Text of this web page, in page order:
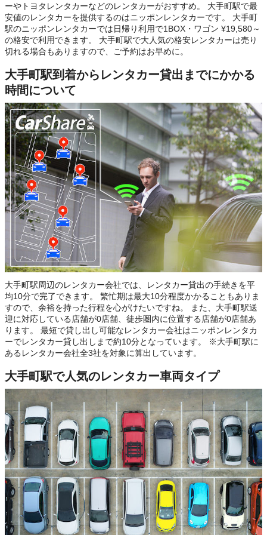
ーやトヨタレンタカーなどのレンタカーがおすすめ。 大手町駅で最
安値のレンタカーを提供するのはニッポンレンタカーです。 大手町
駅のニッポンレンタカーでは日帰り利用で1BOX・ワゴン ¥19,580～
の格安で利用できます。 大手町駅で大人気の格安レンタカーは売り
切れる場合もありますので、ご予約はお早めに。
大手町駅到着からレンタカー貸出までにかかる
時間について
大手町駅周辺のレンタカー会社では、レンタカー貸出の手続きを平
均10分で完了できます。 繁忙期は最大10分程度かかることもありま
すので、余裕を持った行程を心がけたいですね。 また、大手町駅送
迎に対応している店舗が0店舗、徒歩圏内に位置する店舗が0店舗あ
ります。 最短で貸し出し可能なレンタカー会社はニッポンレンタカ
ーでレンタカー貸し出しまで約10分となっています。 ※大手町駅に
あるレンタカー会社全3社を対象に算出しています。
大手町駅で人気のレンタカー車両タイプ